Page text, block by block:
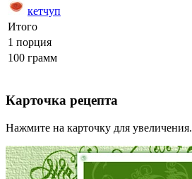
кетчуп
Итого
1 порция
100 грамм
Карточка рецепта
Нажмите на карточку для увеличения.